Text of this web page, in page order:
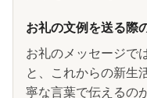
お礼の文例を送る際
お礼のメッセージで
と、これからの新生
寧な言葉で伝えるの